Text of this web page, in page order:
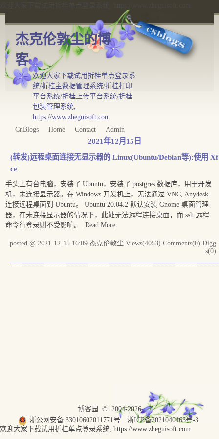
杰克伦敦尘的博
客
欢迎大家下载试用折桂单点登录系
统/折桂主数据管理系统/折桂打印
平台系统/折桂上传平台系统/折桂
包装管理系统,
https://www.zheguisoft.com
CnBlogs
Home Contact Admin
2021年12月15日
(转发)远程桌面连接无显示器的 Linux(Ubuntu/Debian等):使用 Xf
ce
手头上有台电脑，安装了 Ubuntu，安装了 postgres 数据库，用于开发
机，未连接显示器。在 Windows 开发机上，无法通过 VNC, Anydesk
连接远程桌面到 Ubuntu。 Ubuntu 20.04.2 默认安装 Gnome 桌面管理
器，在未连接显示器的情况下，此处无法远程连接桌面，而 ssh 远程
命令行登录则不受影响。
Read More
posted @ 2021-12-15 16:09 杰克伦敦尘 Views(4053) Comments(0) Digg
s(0)
博客园
© 2004-2026
浙公网安备 33010602011771号
浙ICP备2021040463号-3
欢迎大家下载试用折桂单点登录系统, https://www.zheguisoft.com